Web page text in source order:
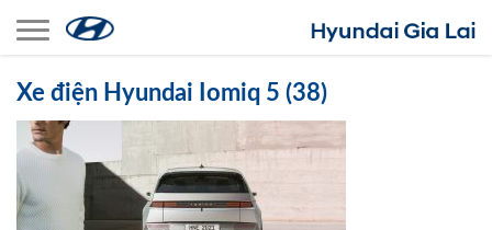
Toggle navigation
Xe điện Hyundai Iomiq 5 (38)